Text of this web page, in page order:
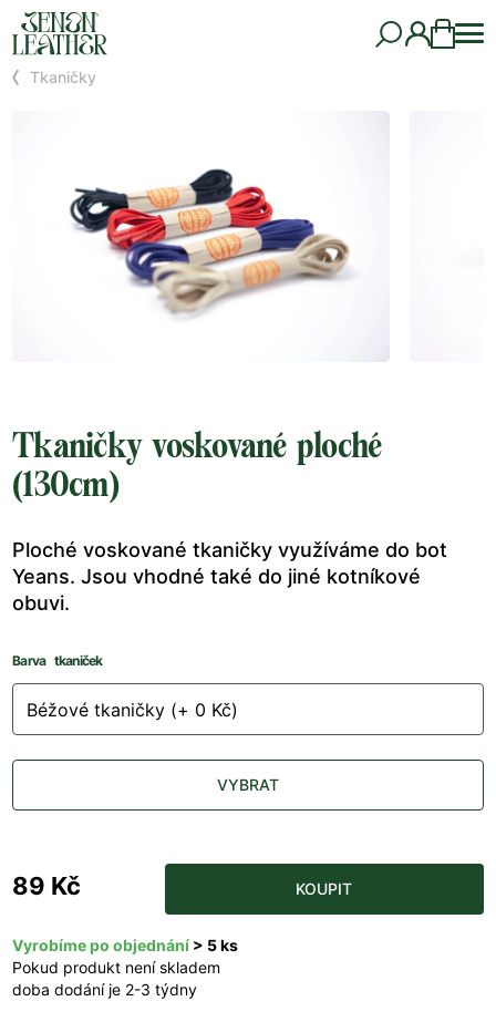
Tkaničky
Tkaničky voskované ploché
(130cm)
Ploché voskované tkaničky využíváme do bot
Yeans. Jsou vhodné také do jiné kotníkové
obuvi.
Barva tkaniček
VYBRAT
89 Kč KOUPIT
Vyrobíme po objednání > 5 ks
Pokud produkt není skladem
doba dodání je 2-3 týdny